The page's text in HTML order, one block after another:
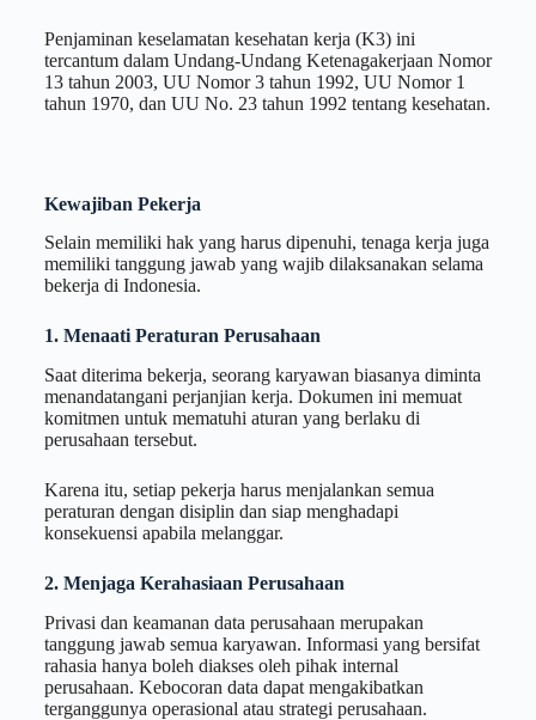
Penjaminan keselamatan kesehatan kerja (K3) ini
tercantum dalam Undang-Undang Ketenagakerjaan Nomor
13 tahun 2003, UU Nomor 3 tahun 1992, UU Nomor 1
tahun 1970, dan UU No. 23 tahun 1992 tentang kesehatan.
Kewajiban Pekerja
Selain memiliki hak yang harus dipenuhi, tenaga kerja juga
memiliki tanggung jawab yang wajib dilaksanakan selama
bekerja di Indonesia.
1. Menaati Peraturan Perusahaan
Saat diterima bekerja, seorang karyawan biasanya diminta
menandatangani perjanjian kerja. Dokumen ini memuat
komitmen untuk mematuhi aturan yang berlaku di
perusahaan tersebut.
Karena itu, setiap pekerja harus menjalankan semua
peraturan dengan disiplin dan siap menghadapi
konsekuensi apabila melanggar.
2. Menjaga Kerahasiaan Perusahaan
Privasi dan keamanan data perusahaan merupakan
tanggung jawab semua karyawan. Informasi yang bersifat
rahasia hanya boleh diakses oleh pihak internal
perusahaan. Kebocoran data dapat mengakibatkan
terganggunya operasional atau strategi perusahaan.